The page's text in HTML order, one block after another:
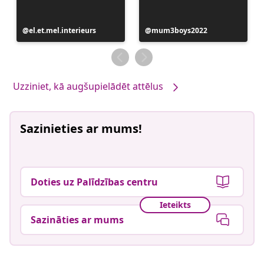
Ierakstu
publicējis
el.et.mel.interieurs
Ierakstu
publicējis
mum3boys2022
Uzziniet, kā augšupielādēt attēlus
Sazinieties ar mums!
Doties uz Palīdzības centru
Ieteikts
Sazināties ar mums